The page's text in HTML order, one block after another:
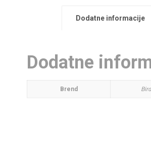
Dodatne informacije
Dodatne
Brend